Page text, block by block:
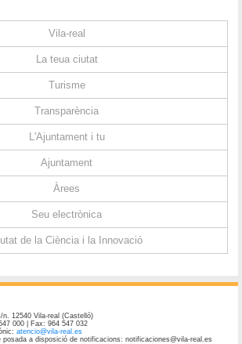
Vila-real
La teua ciutat
Turisme
Transparència
L'Ajuntament i tu
Ajuntament
Àrees
Seu electrònica
de la Ciència i la Innovació
n. 12540 Vila-real (Castelló)
000 | Fax: 964 547 032
atencio@vila-real.es
posada a disposició de notificacions: notificaciones@vila-real.es